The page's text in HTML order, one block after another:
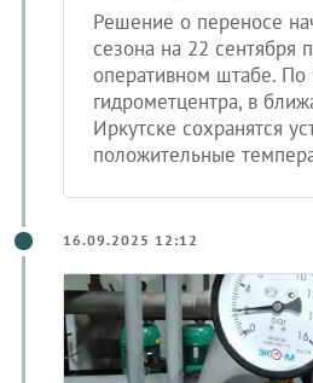
Решение о переносе
сезона на 22 сентября
оперативном штабе. По
гидрометцентра, в
Иркутске сохранятся
положительные
16.09.2025 12:12